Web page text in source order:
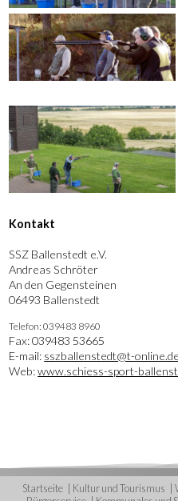
Kontakt
SSZ Ballenstedt e.V.
Andreas Schröter
An den Gegensteinen
06493 Ballenstedt
Telefon: 039483 8960
Fax: 039483 53665
E-mail: sszballenstedt@t-online.de
Web:www.schiess-sport-
Startseite Kultur und Tourismus